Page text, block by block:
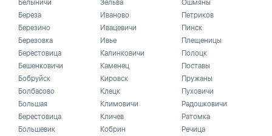
Белыничи
Береза
Березино
Березовка
Берестовица
Бешенковичи
Бобруйск
Болбасово
Большая
Берестовица
Большевик
Зельва
Иваново
Ивацевичи
Ивье
Калинковичи
Каменец
Кировск
Клецк
Климовичи
Кличев
Кобрин
Ошмяны
Петриков
Пинск
Плещеницы
Полоцк
Поставы
Пружаны
Пуховичи
Радошковичи
Ратомка
Речица